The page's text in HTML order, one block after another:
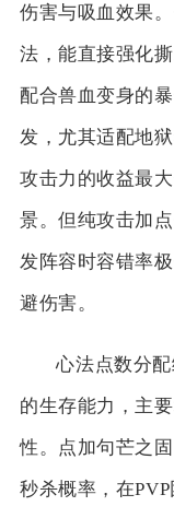
伤害与吸血效果
法，能直接强化
配合兽血变身的
发，尤其适配地
攻击力的收益最
景。但纯攻击加
发阵容时容错率
避伤害。
心法点数分
的生存能力，主
性。点加句芒之
秒杀概率，在